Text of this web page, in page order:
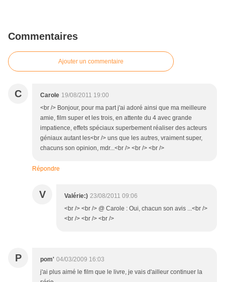
Commentaires
Ajouter un commentaire
C Carole 19/08/2011 19:00
<br /> Bonjour, pour ma part j'ai adoré ainsi que ma meilleure
amie, film super et les trois, en attente du 4 avec grande
impatience, effets spéciaux superbement réaliser des acteurs
géniaux autant les<br /> uns que les autres, vraiment super,
chacuns son opinion, mdr...<br /> <br /> <br />
Répondre
V Valérie:) 23/08/2011 09:06
<br /> <br /> @ Carole : Oui, chacun son avis ...<br />
<br /> <br /> <br />
P pom' 04/03/2009 16:03
j'ai plus aimé le film que le livre, je vais d'ailleur continuer la